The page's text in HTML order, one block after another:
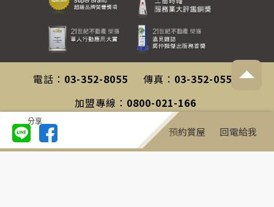
分享
預約賞屋 回電給我
電話： 03-352-8055 傳真： 03-352-0558
加盟專線： 0800-021-166
0800-212-196
聯絡信箱：service@century21.com.tw